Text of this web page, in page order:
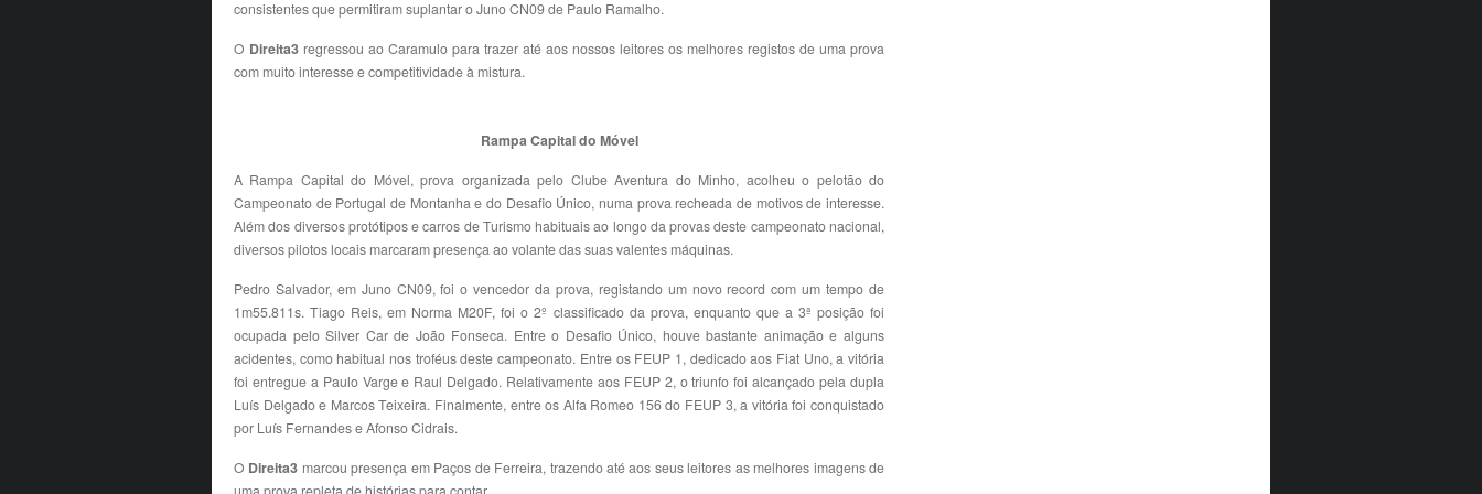
consistentes que permitiram suplantar o Juno CN09 de Paulo Ramalho.
O Direita3 regressou ao Caramulo para trazer até aos nossos leitores os melhores registos de uma prova
com muito interesse e competitividade à mistura.
Rampa Capital do Móvel
A Rampa Capital do Móvel, prova organizada pelo Clube Aventura do Minho, acolheu o pelotão do
Campeonato de Portugal de Montanha e do Desafio Único, numa prova recheada de motivos de interesse.
Além dos diversos protótipos e carros de Turismo habituais ao longo da provas deste campeonato nacional,
diversos pilotos locais marcaram presença ao volante das suas valentes máquinas.
Pedro Salvador, em Juno CN09, foi o vencedor da prova, registando um novo record com um tempo de
1m55.811s. Tiago Reis, em Norma M20F, foi o 2º classificado da prova, enquanto que a 3ª posição foi
ocupada pelo Silver Car de João Fonseca. Entre o Desafio Único, houve bastante animação e alguns
acidentes, como habitual nos troféus deste campeonato. Entre os FEUP 1, dedicado aos Fiat Uno, a vitória
foi entregue a Paulo Varge e Raul Delgado. Relativamente aos FEUP 2, o triunfo foi alcançado pela dupla
Luís Delgado e Marcos Teixeira. Finalmente, entre os Alfa Romeo 156 do FEUP 3, a vitória foi conquistado
por Luís Fernandes e Afonso Cidrais.
O Direita3 marcou presença em Paços de Ferreira, trazendo até aos seus leitores as melhores imagens de